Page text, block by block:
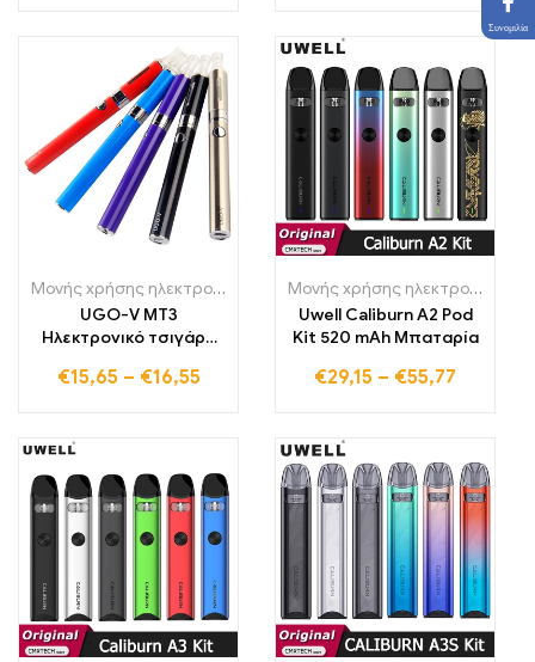
Μονής χρήσης ηλεκτρονικά τσιγάρα Πολωνία ,Μονής χρήσης
UGO-V MT3
Ηλεκτρονικό τσιγάρο
τσιγάρο starter kit
€15,65 – €16,55
Μονής χρήσης ηλεκτρονικά τσιγάρα Πολωνία
Uwell Caliburn A2 Pod
Kit 520 mAh Μπαταρία
€29,15 – €55,77
Συνομιλία